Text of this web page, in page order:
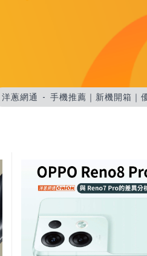
洋蔥網通 手機推薦｜新機開箱｜